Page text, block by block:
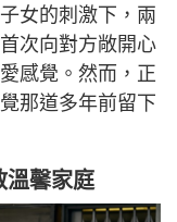
女的刺激下，兩
次向對方敞開心
感覺。然而，正
那道多年前留下
溫馨家庭